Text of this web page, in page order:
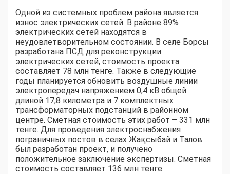
Одной из системных проблем района является
износ электрических сетей. В районе 89%
электрических сетей находятся в
неудовлетворительном состоянии. В селе Борсы
разработана ПСД для реконструкции
электрических сетей, стоимость проекта
составляет 78 млн тенге. Также в следующие
годы планируется обновить воздушные линии
электропередач напряжением 0,4 кВ общей
длиной 17,8 километра и 7 комплектных
трансформаторных подстанций в районном
центре. Сметная стоимость этих работ – 331 млн
тенге. Для проведения электроснабжения
пограничных постов в селах Жақсыбай и Талов
был разработан проект, и получено
положительное заключение экспертизы. Сметная
стоимость составляет 136 млн тенге.